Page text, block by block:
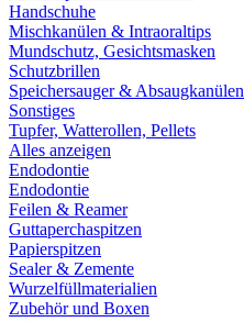
Handschuhe
Mischkanülen & Intraoraltips
Mundschutz, Gesichtsmasken
Schutzbrillen
Speichersauger & Absaugkanülen
Sonstiges
Tupfer, Watterollen, Pellets
Alles anzeigen
Endodontie
Endodontie
Feilen & Reamer
Guttaperchaspitzen
Papierspitzen
Sealer & Zemente
Wurzelfüllmaterialien
Zubehör und Boxen